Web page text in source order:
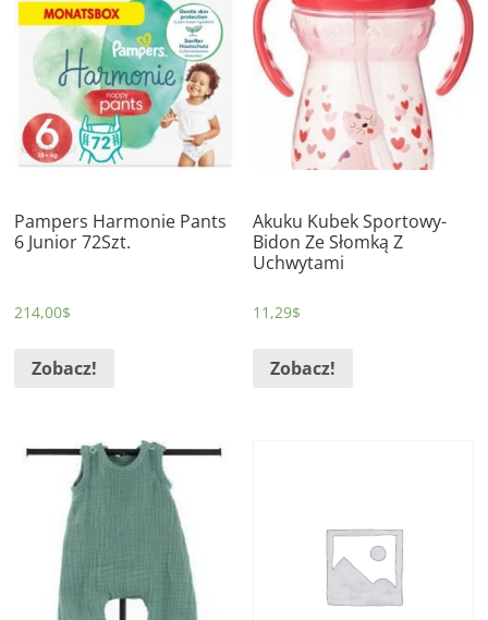
Pampers Harmonie Pants
6 Junior 72Szt.
214,00$
Zobacz!
Akuku Kubek Sportowy-
Bidon Ze Słomką Z
Uchwytami
11,29$
Zobacz!